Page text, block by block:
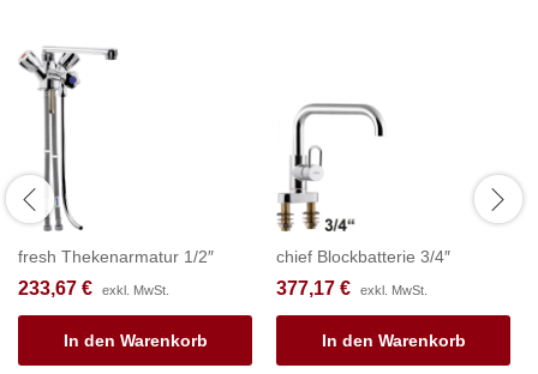
fresh Thekenarmatur 1/2″
233,67 € exkl. MwSt.
In den Warenkorb
chief Blockbatterie 3/4″
377,17 € exkl. MwSt.
In den Warenkorb